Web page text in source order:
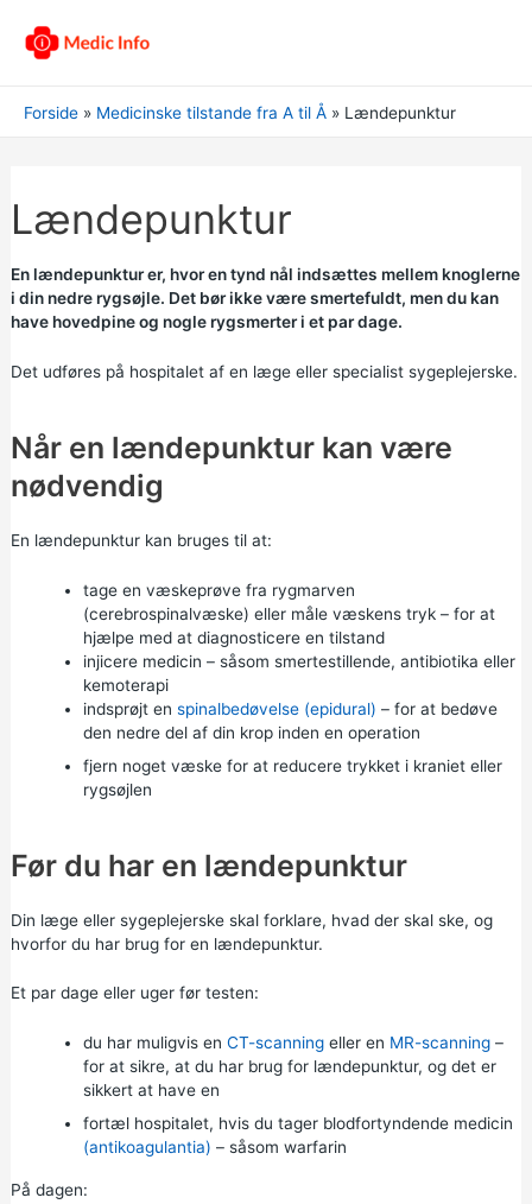
Forside Medicinske tilstande fra A til Å Lændepunktur
Lændepunktur
En lændepunktur er, hvor en tynd nål indsættes mellem knoglerne
i din nedre rygsøjle. Det bør ikke være smertefuldt, men du kan
have hovedpine og nogle rygsmerter i et par dage.
Det udføres på hospitalet af en læge eller specialist sygeplejerske.
Når en lændepunktur kan være
nødvendig
En lændepunktur kan bruges til at:
tage en væskeprøve fra rygmarven
(cerebrospinalvæske) eller måle væskens tryk – for at
hjælpe med at diagnosticere en tilstand
injicere medicin – såsom smertestillende, antibiotika eller
kemoterapi
indsprøjt en spinalbedøvelse (epidural) – for at bedøve
den nedre del af din krop inden en operation
fjern noget væske for at reducere trykket i kraniet eller
rygsøjlen
Før du har en lændepunktur
Din læge eller sygeplejerske skal forklare, hvad der skal ske, og
hvorfor du har brug for en lændepunktur.
Et par dage eller uger før testen:
du har muligvis en CT-scanningeller en MR-scanning–
for at sikre, at du har brug for lændepunktur, og det er
sikkert at have en
fortæl hospitalet, hvis du tager blodfortyndende medicin
(antikoagulantia) – såsom warfarin
På dagen: